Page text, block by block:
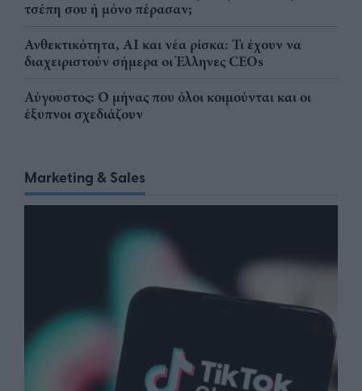
τσέπη σου ή μόνο πέρασαν;
Ανθεκτικότητα, AI και νέα ρίσκα: Τι έχουν να
διαχειριστούν σήμερα οι Έλληνες CEOs
Αύγουστος: Ο μήνας που όλοι κοιμούνται και οι
έξυπνοι σχεδιάζουν
Marketing & Sales